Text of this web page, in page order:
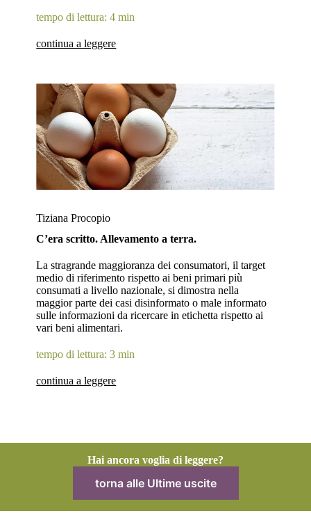
tempo di lettura: 4 min
continua a leggere
Tiziana Procopio
C’era scritto. Allevamento a terra.
La stragrande maggioranza dei consumatori, il target
medio di riferimento rispetto ai beni primari più
consumati a livello nazionale, si dimostra nella
maggior parte dei casi disinformato o male informato
sulle informazioni da ricercare in etichetta rispetto ai
vari beni alimentari.
tempo di lettura: 3 min
continua a leggere
Hai ancora voglia di leggere?
torna alle Ultime uscite